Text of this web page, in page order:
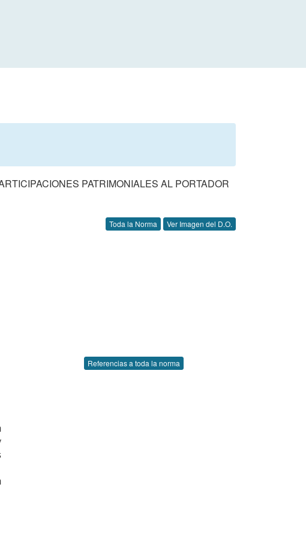
PATRIMONIALES AL PORTADOR
Toda la Norma Ver Imagen del D.O.
Referencias a toda la norma